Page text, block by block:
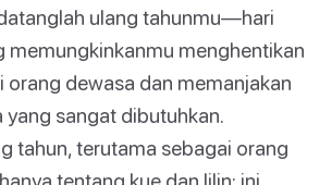
ulang tahunmu—hari
memungkinkanmu menghentikan
orang dewasa dan memanjakan
yang sangat dibutuhkan.
tahun, terutama sebagai orang